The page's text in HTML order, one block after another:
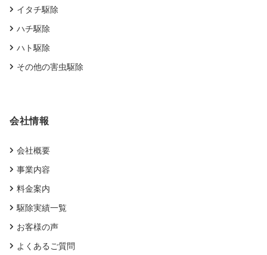
イタチ駆除
ハチ駆除
ハト駆除
その他の害虫駆除
会社情報
会社概要
事業内容
料金案内
駆除実績一覧
お客様の声
よくあるご質問